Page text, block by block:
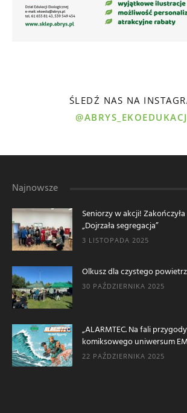
ŚLEDŹ NAS NA
Najnowsze
Seniorzy w akcji!
„Dojrzała segregacja”
3 LISTOPADA 2025
Olkusz dla czystego
30 PAŹDZIERNIKA 2025
„ALARMTEC. Na fali
komiksowego uniwersum
22 PAŹDZIERNIKA 2025